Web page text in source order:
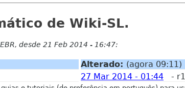
de Wiki-SL.
desde 21 Feb 2014 - 16:47:
Alterado: (agora 09:11)
27 Mar 2014 - 01:44 -